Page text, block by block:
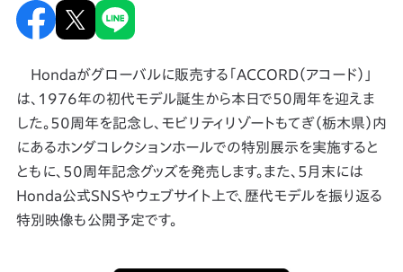
Hondaがグローバルに販売する「ACCORD（アコード）」
は、1976年の初代モデル誕生から本日で50周年を迎えま
した。50周年を記念し、モビリティリゾートもてぎ（栃木県）内
にあるホンダコレクションホールでの特別展示を実施すると
ともに、50周年記念グッズを発売します。また、5月末には
Honda公式SNSやウェブサイト上で、歴代モデルを振り返る
特別映像も公開予定です。